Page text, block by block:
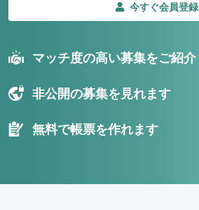
今すぐ会員登録
マッチ度の高い募集をご紹介
非公開の募集を見れます
無料で帳票を作れます